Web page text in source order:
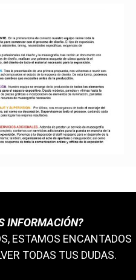
INFORMACIÓN?
ESTAMOS ENCANTADOS
TODAS TUS DUDAS.